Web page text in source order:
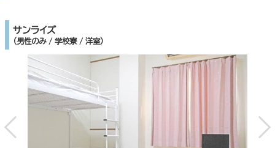
サンライズ
（男性のみ / 学校寮 / 洋室）